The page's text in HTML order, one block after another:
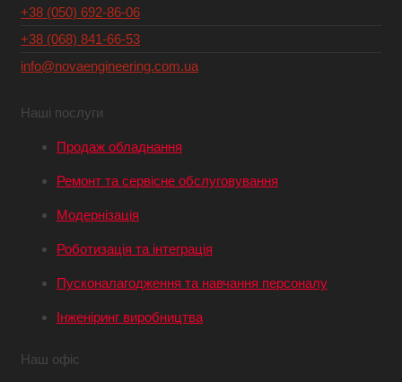
+38 (050) 692-86-06
+38 (068) 841-66-53
info@novaengineering.com.ua
Наші послуги
Продаж обладнання
Ремонт та сервісне обслуговування
Модернізація
Роботизація та інтеграція
Пусконалагодження та навчання персоналу
Інженіринг виробництва
Наш офіс